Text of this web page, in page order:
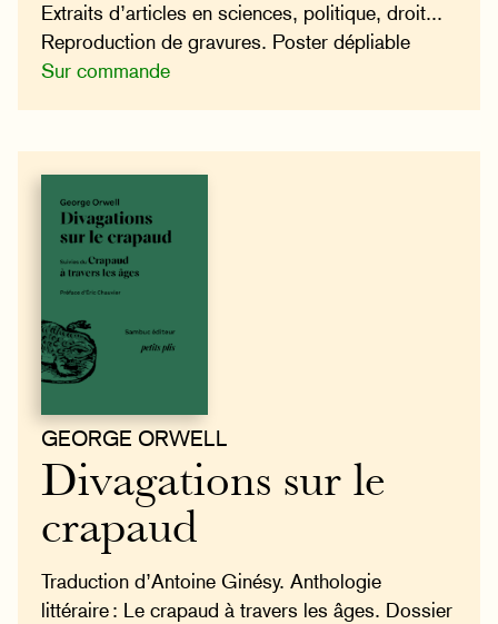
Extraits d’articles en sciences, politique, droit...
Reproduction de gravures. Poster dépliable
Sur commande
GEORGE ORWELL
Divagations sur le
crapaud
Traduction d’Antoine Ginésy. Anthologie
littéraire : Le crapaud à travers les âges. Dossier